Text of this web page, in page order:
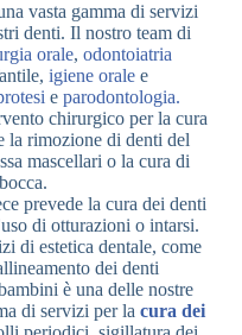
vasta gamma di servizi
denti. Il nostro team di
orale, odontoiatria
igiene orale e
e parodontologia.
chirurgico per la cura
la rimozione di denti del
mascellari o la cura di
prevede la cura dei denti
di otturazioni o intarsi.
di estetica dentale, come
dei denti
è una delle nostre
di servizi per la cura dei